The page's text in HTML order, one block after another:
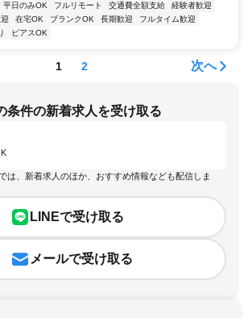
平日のみOK フルリモート 交通費全額支給
経験者歓迎
在宅OK ブランクOK 長期歓迎
フルタイム歓迎
ピアスOK
1 2 次へ
条件の新着求人を受け取る
は、新着求人のほか、おすすめ情報なども配信しま
LINEで受け取る
メールで受け取る